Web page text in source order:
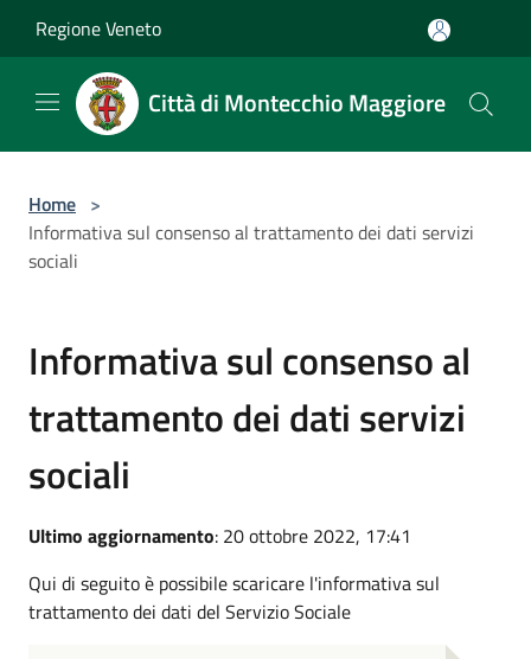
Regione Veneto
Città di Montecchio Maggiore
Home >
Informativa sul consenso al trattamento dei dati servizi
sociali
Informativa sul consenso al
trattamento dei dati servizi
sociali
Ultimo aggiornamento: 20 ottobre 2022, 17:41
Qui di seguito è possibile scaricare l'informativa sul
trattamento dei dati del Servizio Sociale